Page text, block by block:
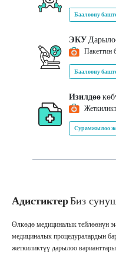
Баалоону
ЭКУ
Баалоону
Изилдөө
Сурамжылоо
АдистиктерБиз
Өлкөдө медициналык тейлөөнүн
медициналык процедуралардын
жеткиликтүү дарылоо